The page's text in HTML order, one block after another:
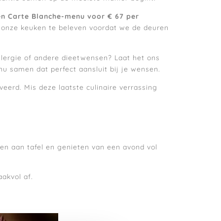
Carte Blanche-menu voor € 67 per
keuken te beleven voordat we de deuren
of andere dieetwensen? Laat het ons
samen dat perfect aansluit bij je wensen.
Mis deze laatste culinaire verrassing
aan tafel en genieten van een avond vol
af.